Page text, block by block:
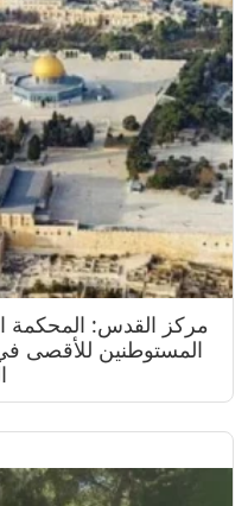
مركز القدس: المحكمة
المستوطنين للأقصى